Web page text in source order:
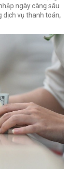
ngày càng sâu
dịch vụ thanh toán,